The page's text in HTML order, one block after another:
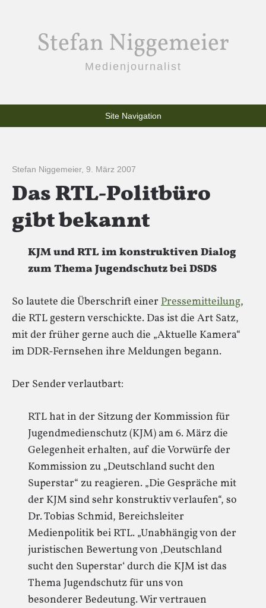
Stefan Niggemeier
Medienjournalist
Site Navigation
Stefan Niggemeier, 9. März 2007
Das RTL-Politbüro
gibt bekannt
KJM und RTL im konstruktiven Dialog
zum Thema Jugendschutz bei DSDS
So lautete die Überschrift einer Pressemitteilung,
die RTL gestern verschickte. Das ist die Art Satz,
mit der früher gerne auch die „Aktuelle Kamera“
im DDR-Fernsehen ihre Meldungen begann.
Der Sender verlautbart:
RTL hat in der Sitzung der Kommission für
Jugendmedienschutz (KJM) am 6. März die
Gelegenheit erhalten, auf die Vorwürfe der
Kommission zu „Deutschland sucht den
Superstar“ zu reagieren. „Die Gespräche mit
der KJM sind sehr konstruktiv verlaufen“, so
Dr. Tobias Schmid, Bereichsleiter
Medienpolitik bei RTL. „Unabhängig von der
juristischen Bewertung von ‚Deutschland
sucht den Superstar‘ durch die KJM ist das
Thema Jugendschutz für uns von
besonderer Bedeutung. Wir vertrauen